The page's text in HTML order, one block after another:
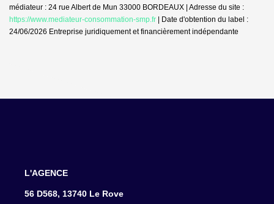
médiateur : 24 rue Albert de Mun 33000 BORDEAUX | Adresse du site :
https://www.mediateur-consommation-smp.fr | Date d'obtention du label :
24/06/2026 Entreprise juridiquement et financièrement indépendante
L'AGENCE
56 D568, 13740 Le Rove